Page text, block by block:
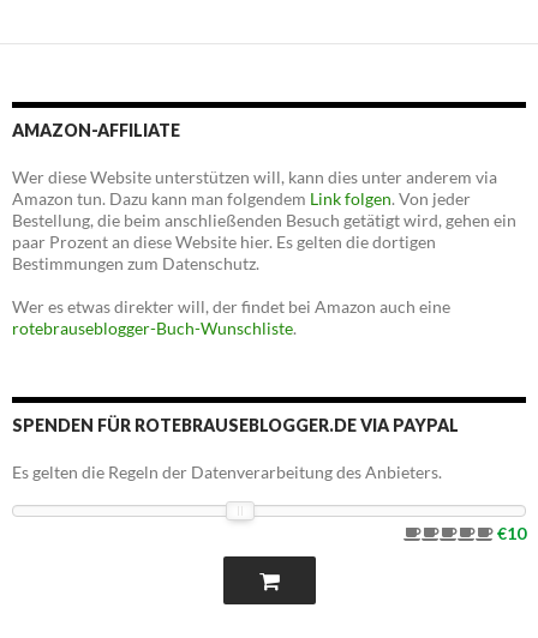
AMAZON-AFFILIATE
Wer diese Website unterstützen will, kann dies unter anderem via
Amazon tun. Dazu kann man folgendem Link folgen. Von jeder
Bestellung, die beim anschließenden Besuch getätigt wird, gehen ein
paar Prozent an diese Website hier. Es gelten die dortigen
Bestimmungen zum Datenschutz.
Wer es etwas direkter will, der findet bei Amazon auch eine
rotebrauseblogger-Buch-Wunschliste.
SPENDEN FÜR ROTEBRAUSEBLOGGER.DE VIA PAYPAL
Es gelten die Regeln der Datenverarbeitung des Anbieters.
€10